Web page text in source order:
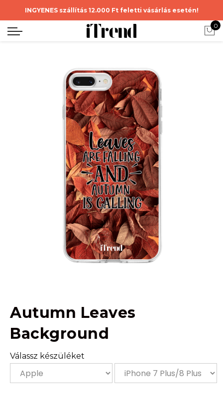
INGYENES szállítás 12.000 Ft feletti vásárlás esetén!
0
Autumn Leaves
Background
Válassz készüléket